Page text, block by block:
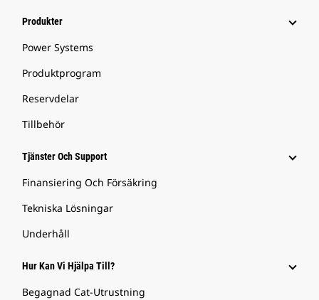
Produkter
Power Systems
Produktprogram
Reservdelar
Tillbehör
Tjänster Och Support
Finansiering Och Försäkring
Tekniska Lösningar
Underhåll
Hur Kan Vi Hjälpa Till?
Begagnad Cat-Utrustning